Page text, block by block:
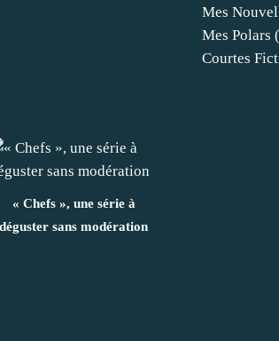
« Chefs », une série à
déguster sans modération
Mes
Mes Polars
Courtes